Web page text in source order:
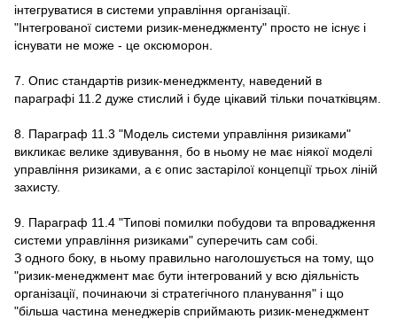
інтегруватися в системи управління організації.
"Інтегрованої системи ризик-менеджменту" просто не існує і
існувати не може - це оксюморон.
7. Опис стандартів ризик-менеджменту, наведений в
параграфі 11.2 дуже стислий і буде цікавий тільки початківцям.
8. Параграф 11.3 "Модель системи управління ризиками"
викликає велике здивування, бо в ньому не має ніякої моделі
управління ризиками, а є опис застарілої концепції трьох ліній
захисту.
9. Параграф 11.4 "Типові помилки побудови та впровадження
системи управління ризиками" суперечить сам собі.
З одного боку, в ньому правильно наголошується на тому, що
"ризик-менеджмент має бути інтегрований у всю діяльність
організації, починаючи зі стратегічного планування" і що
"більша частина менеджерів сприймають ризик-менеджмент